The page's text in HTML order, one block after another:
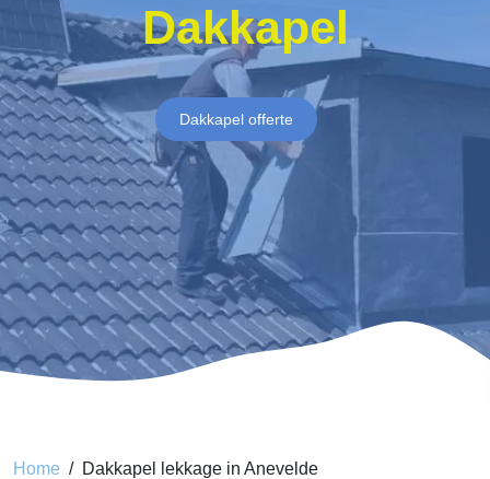
Dakkapel
Dakkapel offerte
Home Dakkapel lekkage in Anevelde